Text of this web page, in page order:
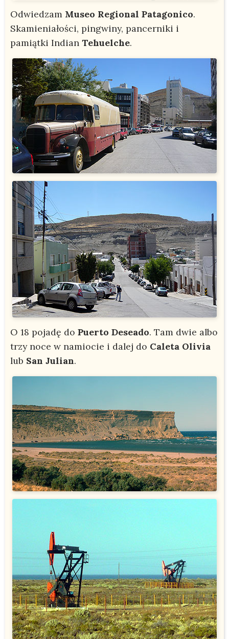
Odwiedzam Museo Regional Patagonico.
Skamieniałości, pingwiny, pancerniki i
pamiątki Indian Tehuelche.
O 18 pojadę do Puerto Deseado. Tam dwie albo
trzy noce w namiocie i dalej do Caleta Olivia
lub San Julian.